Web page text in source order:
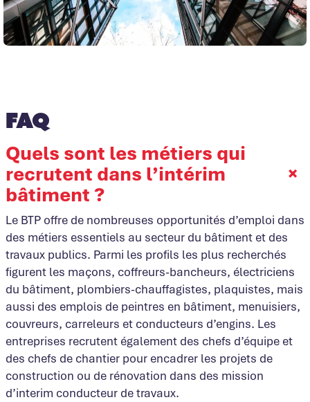
FAQ
Quels sont les métiers qui
recrutent dans l’intérim
bâtiment ?
+
Le BTP offre de nombreuses opportunités d’emploi dans
des métiers essentiels au secteur du bâtiment et des
travaux publics. Parmi les profils les plus recherchés
figurent les maçons, coffreurs-bancheurs, électriciens
du bâtiment, plombiers-chauffagistes, plaquistes, mais
aussi des emplois de peintres en bâtiment, menuisiers,
couvreurs, carreleurs et conducteurs d’engins. Les
entreprises recrutent également des chefs d’équipe et
des chefs de chantier pour encadrer les projets de
construction ou de rénovation dans des mission
d’interim conducteur de travaux.